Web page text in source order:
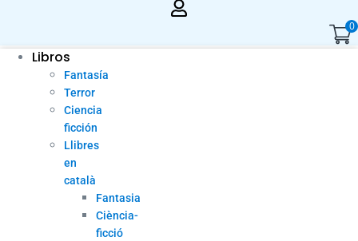
0
Libros
Fantasía
Terror
Ciencia
ficción
Llibres
en
català
Fantasia
Ciència-
ficció